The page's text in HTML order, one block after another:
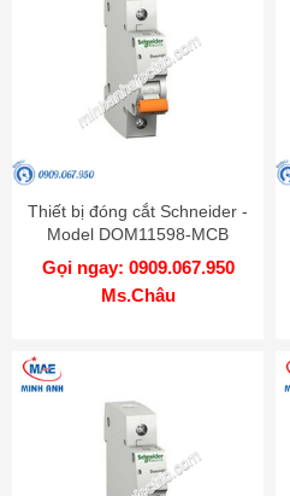
Thiết bị đóng cắt Schneider -
Model DOM11598-MCB
Gọi ngay: 0909.067.950
Ms.Châu